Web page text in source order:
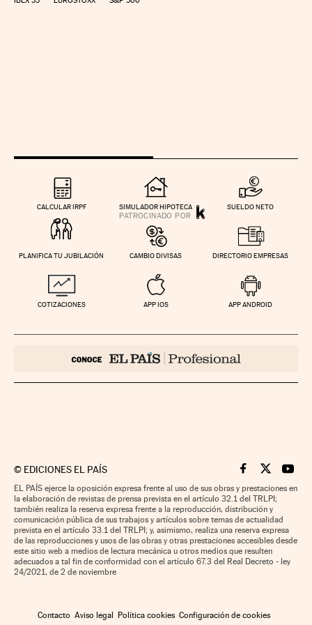
CALCULAR IRPF SIMULADOR HIPOTECA SUELDO NETO
PLANIFICA TU JUBILACIÓN CAMBIO DIVISAS DIRECTORIO EMPRESAS
COTIZACIONES APP IOS APP ANDROID
© EDICIONES EL PAÍS Cinco Días en
Cinco Días
Cinco
EL PAÍS ejerce la oposición expresa frente al uso de sus obras y prestaciones en
la elaboración de revistas de prensa prevista en el artículo 32.1 del TRLPI;
también realiza la reserva expresa frente a la reproducción, distribución y
comunicación pública de sus trabajos y artículos sobre temas de actualidad
prevista en el artículo 33.1 del TRLPI; y, asimismo, realiza una reserva expresa
de las reproducciones y usos de las obras y otras prestaciones accesibles desde
este sitio web a medios de lectura mecánica u otros medios que resulten
adecuados a tal fin de conformidad con el artículo 67.3 del Real Decreto - ley
24/2021, de 2 de noviembre
Contacto Aviso legal Política cookies Configuración de cookies